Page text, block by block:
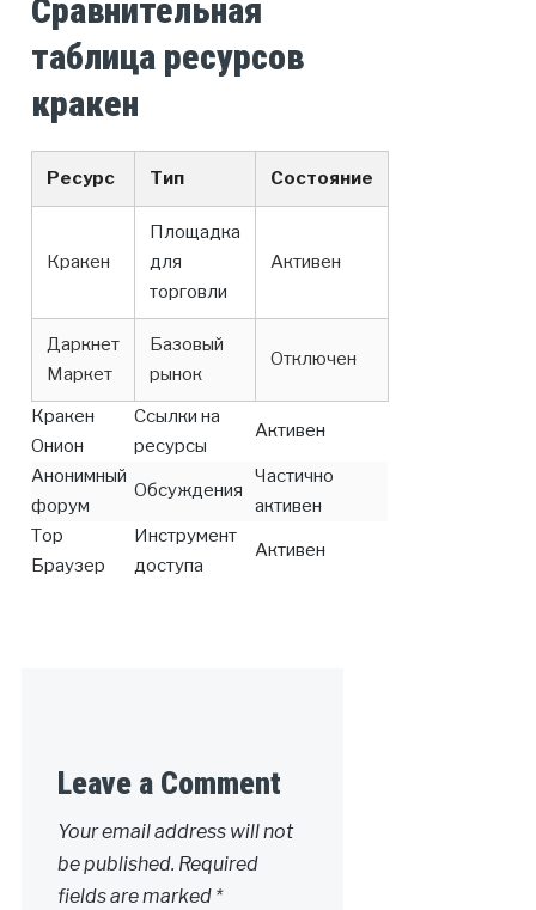
Сравнительная
таблица ресурсов
кракен
Ресурс Тип Состояние
Кракен
Площадка
для
торговли
Активен
Даркнет
Маркет
Базовый
рынок
Отключен
Кракен
Онион
Ссылки на
ресурсы
Активен
Анонимный
форум
Обсуждения
Частично
активен
Тор
Браузер
Инструмент
доступа
Активен
Leave a Comment
Your email address will not
be published. Required
fields are marked *